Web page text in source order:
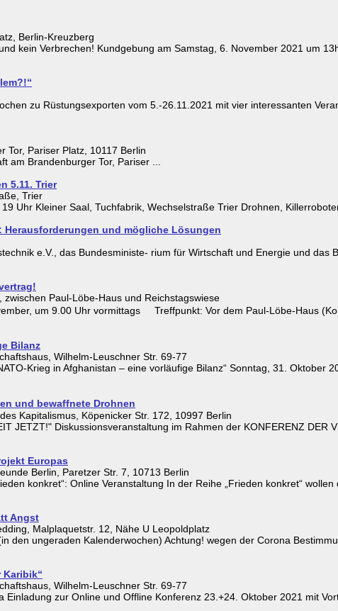
Berlin-Kreuzberg
kein Verbrechen! Kundgebung am Samstag, 6. November 2021 um
zu Rüstungsexporten vom 5.-26.11.2021 mit vier interessanten
Pariser Platz, 10117 Berlin
am Brandenburger Tor, Pariser ...
5.11. Trier
Trier
Uhr Kleiner Saal, Tuchfabrik, Wechselstraße Trier Drohnen,
und mögliche Lösungen
e.V., das Bundesministe- rium für Wirtschaft und Energie und das
Paul-Löbe-Haus und Reichstagswiese
um 9.00 Uhr vormittags Treffpunkt: Vor dem Paul-Löbe-Haus
Bilanz
Wilhelm-Leuschner Str. 69-77
Krieg in Afghanistan – eine vorläufige Bilanz“ Sonntag, 31. Oktober
und bewaffnete Drohnen
Kapitalismus, Köpenicker Str. 172, 10997 Berlin
JETZT!" Diskussionsveranstaltung im Rahmen der KONFERENZ DER
Europas
Berlin, Paretzer Str. 7, 10713 Berlin
konkret“: Online Veranstaltung In der Reihe „Frieden konkret“
Angst
Malplaquetstr. 12, Nähe U Leopoldplatz
den ungeraden Kalenderwochen) Achtung! wegen der Corona
Karibik“
Wilhelm-Leuschner Str. 69-77
zur Online und Offline Konferenz 23.+24. Oktober 2021 mit